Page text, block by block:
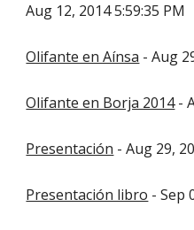
Aug 12, 2014 5:59:35 PM
Olifante en Aínsa - Aug
Olifante en Borja 2014-
Presentación - Aug 29,
Presentación libro - Sep